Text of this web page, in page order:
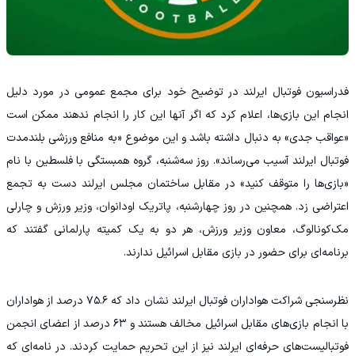
فدراسیون فوتبال ایرلند در توضیح خود برای مجمع عمومی در مورد دلیل
انجام این بازی‌ها، اعلام کرد که اگر آنها این کار را انجام ندهند ممکن است
«عواقب جدی» به دنبال داشته باشد و این موضوع «به منافع ورزشی بلندمدت
فوتبال ایرلند آسیب می‌رساند». روز سه‌شنبه، گروه همبستگی با فلسطین با نام
«بازی‌ها را متوقف کنید» در مقابل ساختمان مجلس ایرلند دست به تجمع
اعتراضی زد. همچنین در روز چهارشنبه، پاتریک اودانوان، وزیر ورزش و چارلی
مک‌کونالوگ، معاون وزیر ورزش، هر دو به یک کمیته پارلمانی گفتند که
برنامه‌ای برای حضور در بازی مقابل اسرائیل ندارند.
نظرسنجی شراکت هواداران فوتبال ایرلند نشان داد که ۷۵.۶ درصد از هواداران
با انجام بازی‌های مقابل اسرائیل مخالف هستند و ۶۳ درصد از اعضای انجمن
فوتبالیست‌های حرفه‌ای ایرلند نیز از این تحریم حمایت کردند. در نامه‌ای که